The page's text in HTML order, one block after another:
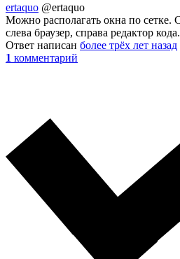
ertaquo @ertaquo
Можно располагать окна по
слева браузер, справа редактор кода.
Ответ написан более трёх лет назад
1 комментарий